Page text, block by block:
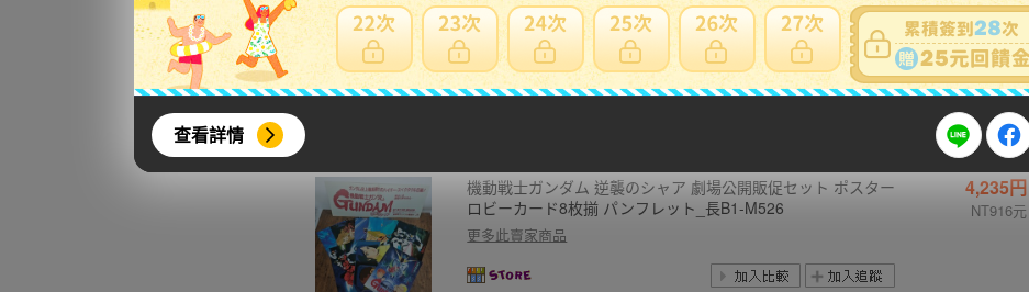
查看詳情
ルパン三世 カリオストロの城 小型映画スチール写真8枚揃セ
ット 宮崎駿_長B1-M523
更多此賣家商品
2,310円
NT499元
機動戦士ガンダム 逆襲のシャア 劇場公開販促セット ポスター
ロビーカード8枚揃 パンフレット_長B1-M526
更多此賣家商品
4,235円
NT916元